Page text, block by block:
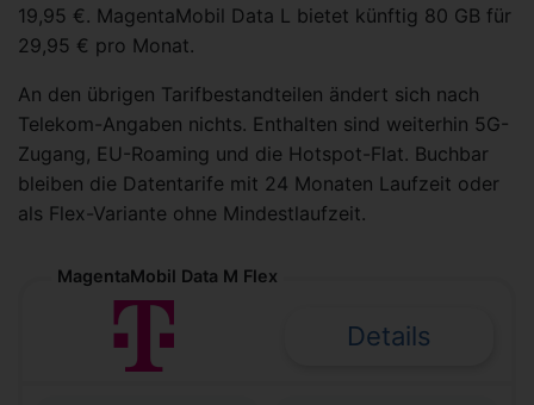
19,95 €. MagentaMobil Data L bietet künftig 80 GB für
29,95 € pro Monat.
An den übrigen Tarifbestandteilen ändert sich nach
Telekom-Angaben nichts. Enthalten sind weiterhin 5G-
Zugang, EU-Roaming und die Hotspot-Flat. Buchbar
bleiben die Datentarife mit 24 Monaten Laufzeit oder
als Flex-Variante ohne Mindestlaufzeit.
MagentaMobil Data M Flex
Details